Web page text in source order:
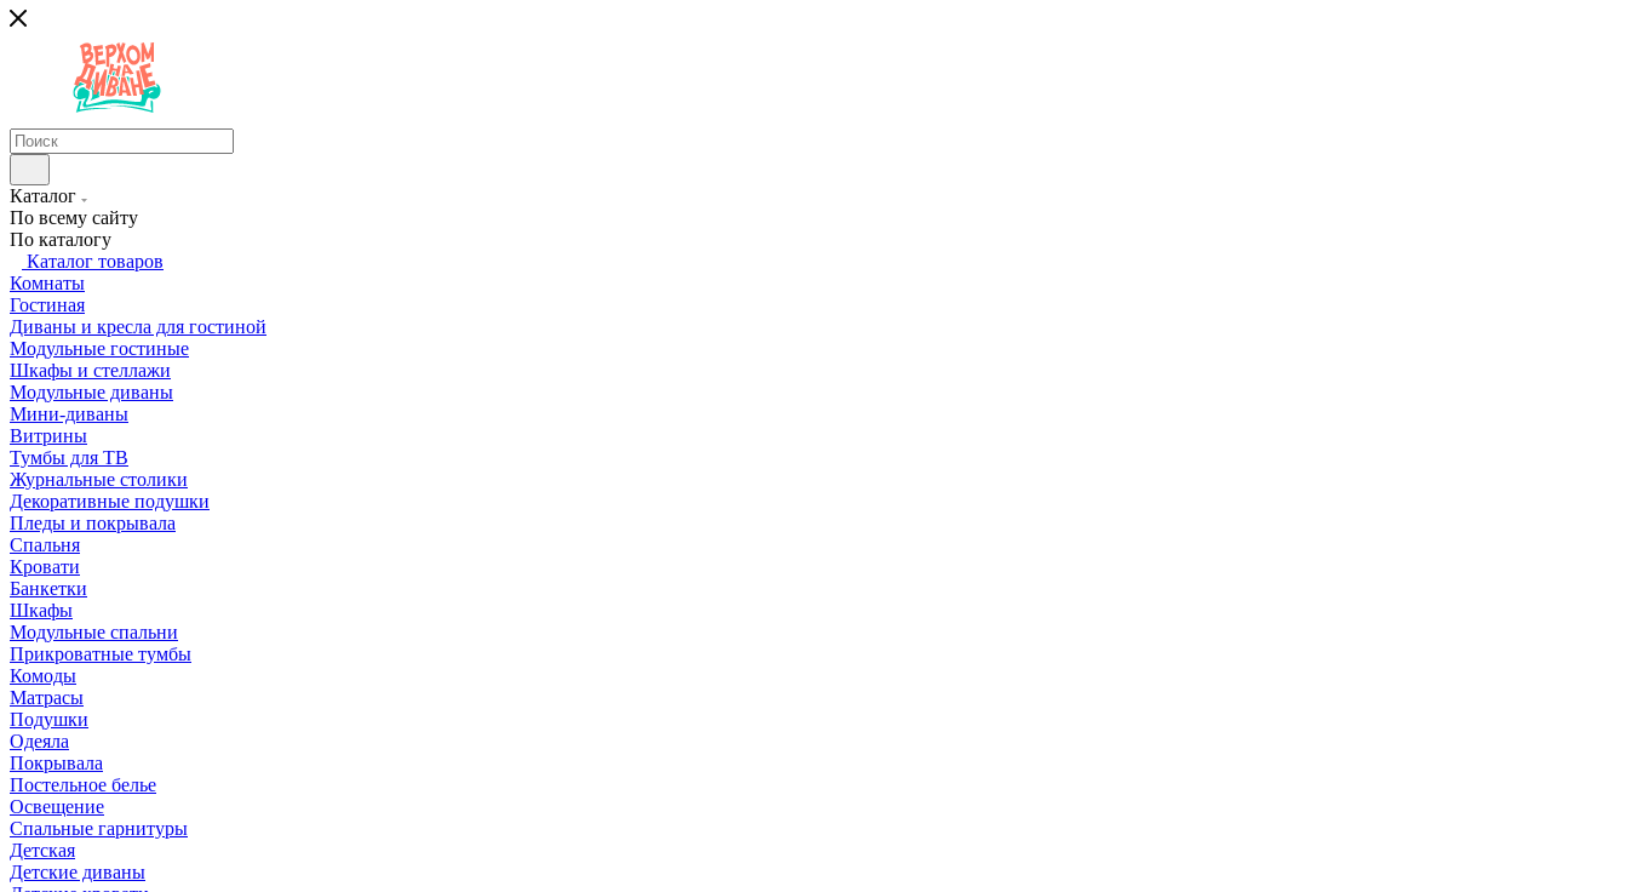
Каталог
По всему сайту
По каталогу
Каталог товаров
Комнаты
Гостиная
Диваны и кресла для гостиной
Модульные гостиные
Шкафы и стеллажи
Модульные диваны
Мини-диваны
Витрины
Тумбы для ТВ
Журнальные столики
Декоративные подушки
Пледы и покрывала
Спальня
Кровати
Банкетки
Шкафы
Модульные спальни
Прикроватные тумбы
Комоды
Матрасы
Подушки
Одеяла
Покрывала
Постельное белье
Освещение
Спальные гарнитуры
Детская
Детские диваны